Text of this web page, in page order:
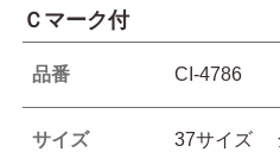
Ｃマーク付
品番 CI-4786
サイズ 37サイズ